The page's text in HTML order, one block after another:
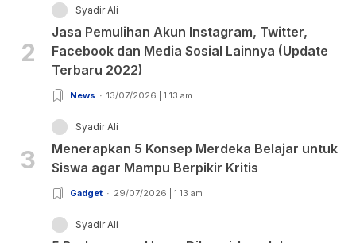
2
Syadir Ali
Jasa Pemulihan Akun Instagram, Twitter,
Facebook dan Media Sosial Lainnya (Update
Terbaru 2022)
News 13/07/2026 | 1:13 am
3
Syadir Ali
Menerapkan 5 Konsep Merdeka Belajar untuk
Siswa agar Mampu Berpikir Kritis
Gadget 29/07/2026 | 1:13 am
Syadir Ali